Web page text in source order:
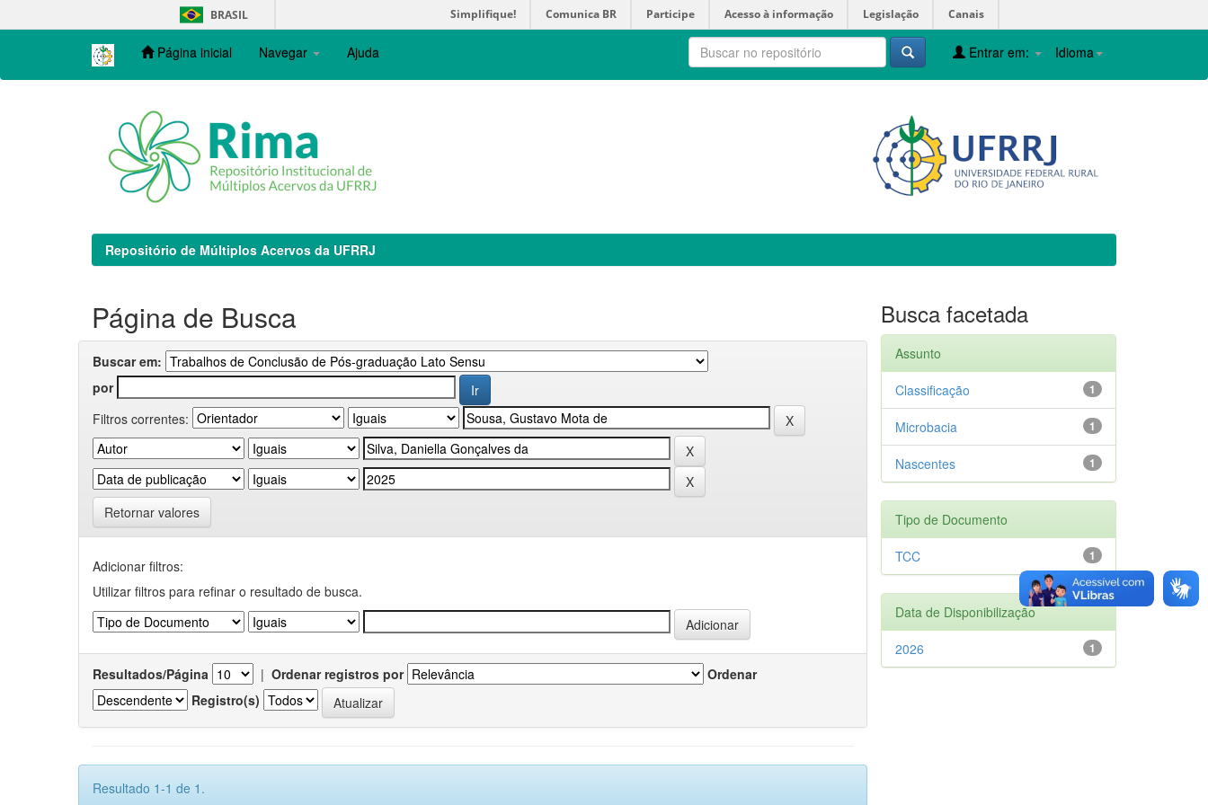
navigation
BRASIL Simplifique! Comunica BR Participe Acesso à informação Legislação Canais
Página inicial Navegar Ajuda Idioma
Entrar em:
Repositório de Múltiplos Acervos da UFRRJ
Página de Busca
Buscar em:
por
Filtros correntes:
Retornar valores
Adicionar filtros:
Utilizar filtros para refinar o resultado de busca.
Resultados/Página | Ordenar registros por
Ordenar
Registro(s)
Resultado 1-1 de 1.
Busca facetada
Assunto
1
Classificação
1
Microbacia
1
Nascentes
Tipo de Documento
1
TCC
Data de Disponibilização
1
2026